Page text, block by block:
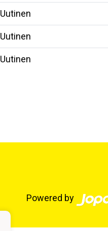
Uutinen
Uutinen
Uutinen
Powered by